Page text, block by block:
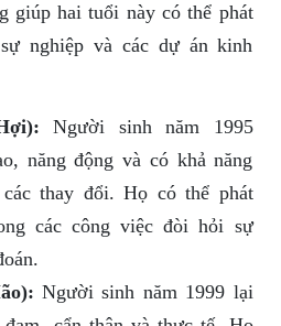
giúp hai tuổi này có thể phát
nghiệp và các dự án kinh
Người sinh năm 1995
năng động và có khả năng
thay đổi. Họ có thể phát
các công việc đòi hỏi sự
Người sinh năm 1999 lại